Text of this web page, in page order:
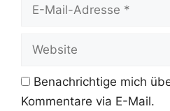
Website
Benachrichtige mich
Kommentare via E-Mail.